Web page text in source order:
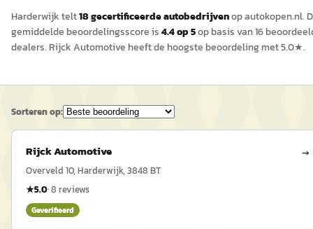
Harderwijktelt18gecertificeerdeautobedrijvenopautokopen.nl.
gemiddelde beoordelingsscore is4.4op 5op basis van16
dealers. Rijck Automotive heeft de hoogste beoordeling met5.0★.
Sorteren op:
Rijck Automotive →
Overveld 10, Harderwijk, 3848 BT
★5.0·8 reviews
Geverifieerd